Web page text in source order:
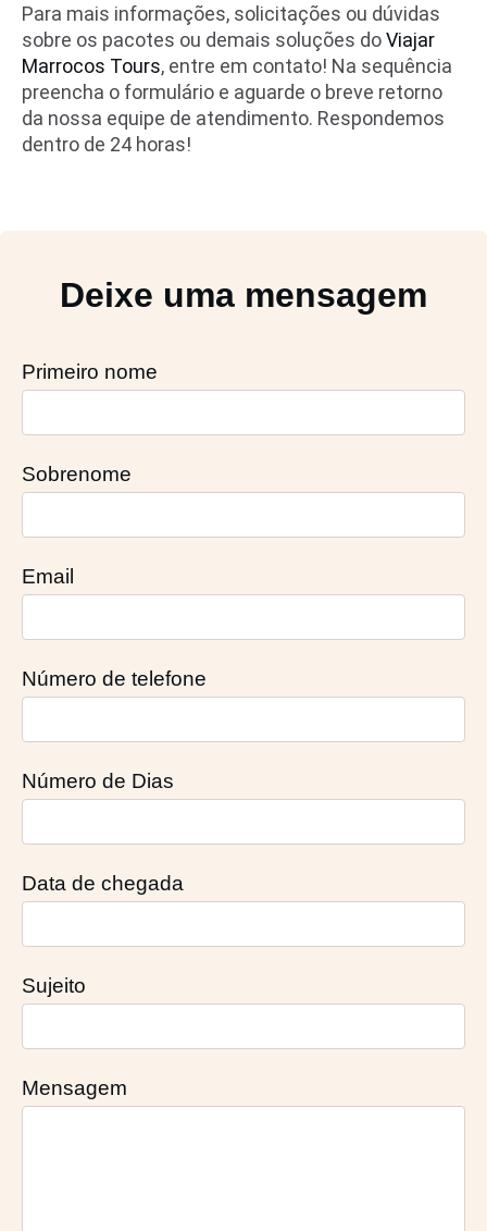
Para mais informações, solicitações ou dúvidas
sobre os pacotes ou demais soluções doViajar
Marrocos Tours, entre em contato! Na sequência
preencha o formulário e aguarde o breve retorno
da nossa equipe de atendimento. Respondemos
dentro de 24 horas!
Deixe uma mensagem
Primeiro nome
Sobrenome
Email
Número de telefone
Número de Dias
Data de chegada
Sujeito
Mensagem